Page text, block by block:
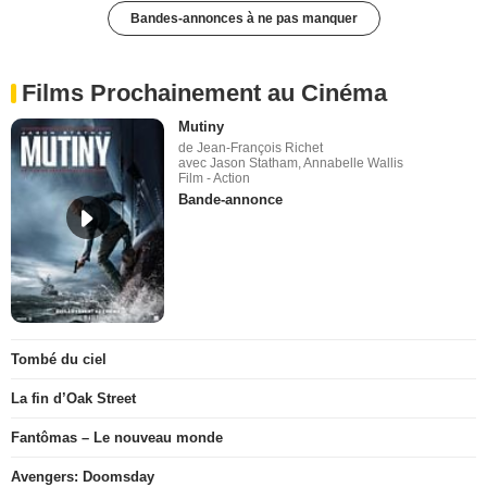
Bandes-annonces à ne pas manquer
Films Prochainement au Cinéma
Mutiny
de Jean-François Richet
avec Jason Statham, Annabelle Wallis
Film - Action
Bande-annonce
Tombé du ciel
La fin d’Oak Street
Fantômas – Le nouveau monde
Avengers: Doomsday